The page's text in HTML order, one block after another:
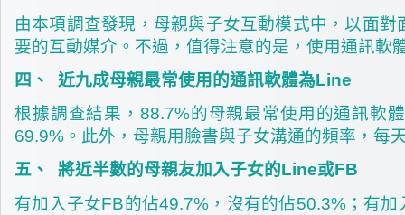
由本項調查發現，母親與子女互動模式中，以面對
要的互動媒介。不過，值得注意的是，使用通訊
四、
近九成母親最常使用的通訊軟體為Line
根據調查結果，88.7%的母親最常使用的通訊軟
69.9%。此外，母親用臉書與子女溝通的頻率，每
五、
將近半數的母親友加入子女的Line或FB
有加入子女FB的佔49.7%，沒有的佔50.3%；有